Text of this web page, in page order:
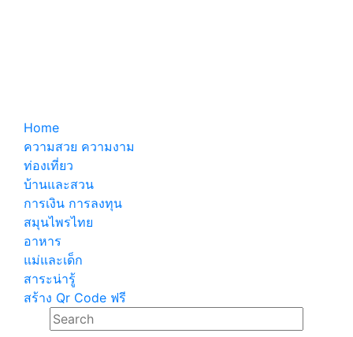
Home
ความสวย ความงาม
ท่องเที่ยว
บ้านและสวน
การเงิน การลงทุน
สมุนไพรไทย
อาหาร
แม่และเด็ก
สาระน่ารู้
สร้าง Qr Code ฟรี